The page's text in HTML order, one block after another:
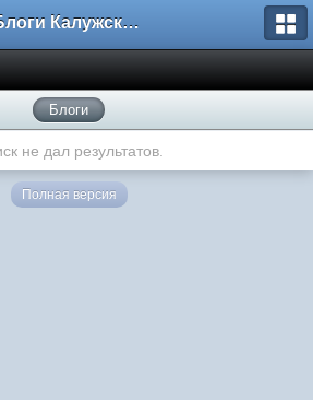
Блоги Калужского перекрестка
Блоги
не дал результатов.
Полная версия